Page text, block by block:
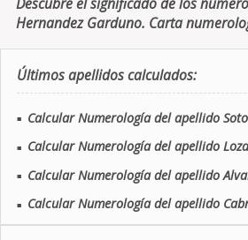
Hernandez Garduno. Carta
Últimos apellidos calculados:
■ Calcular Numerología del apellido Soto
■ Calcular Numerología del apellido
■ Calcular Numerología del apellido
■ Calcular Numerología del apellido